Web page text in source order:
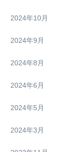
2024年10月
2024年9月
2024年8月
2024年6月
2024年5月
2024年3月